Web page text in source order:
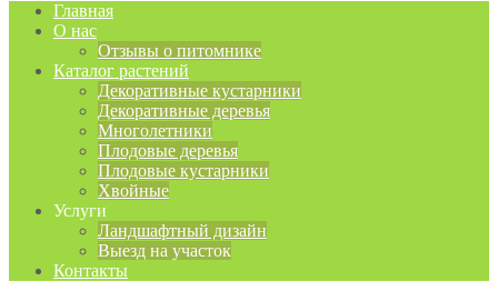
Главная
О нас
Отзывы о питомнике
Каталог растений
Декоративные кустарники
Декоративные деревья
Многолетники
Плодовые деревья
Плодовые кустарники
Хвойные
Услуги
Ландшафтный дизайн
Выезд на участок
Контакты